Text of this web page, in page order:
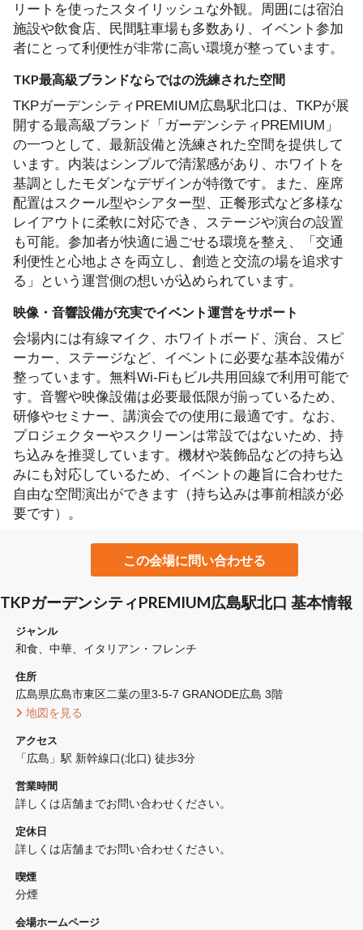
リートを使ったスタイリッシュな外観。周囲には宿泊
施設や飲食店、民間駐車場も多数あり、イベント参加
者にとって利便性が非常に高い環境が整っています。
TKP最高級ブランドならではの洗練された空間
TKPガーデンシティPREMIUM広島駅北口は、TKPが展
開する最高級ブランド「ガーデンシティPREMIUM」
の一つとして、最新設備と洗練された空間を提供して
います。内装はシンプルで清潔感があり、ホワイトを
基調としたモダンなデザインが特徴です。また、座席
配置はスクール型やシアター型、正餐形式など多様な
レイアウトに柔軟に対応でき、ステージや演台の設置
も可能。参加者が快適に過ごせる環境を整え、「交通
利便性と心地よさを両立し、創造と交流の場を追求す
る」という運営側の想いが込められています。
映像・音響設備が充実でイベント運営をサポート
会場内には有線マイク、ホワイトボード、演台、スピ
ーカー、ステージなど、イベントに必要な基本設備が
整っています。無料Wi‑Fiもビル共用回線で利用可能で
す。音響や映像設備は必要最低限が揃っているため、
研修やセミナー、講演会での使用に最適です。なお、
プロジェクターやスクリーンは常設ではないため、持
ち込みを推奨しています。機材や装飾品などの持ち込
みにも対応しているため、イベントの趣旨に合わせた
自由な空間演出ができます（持ち込みは事前相談が必
要です）。
この会場に問い合わせる
TKPガーデンシティPREMIUM広島駅北口 基本情報
ジャンル
和食 中華 イタリアン・フレンチ
住所
広島県広島市東区二葉の里3-5-7 GRANODE広島 3階
地図を見る
アクセス
「広島」駅 新幹線口(北口) 徒歩3分
営業時間
詳しくは店舗までお問い合わせください。
定休日
詳しくは店舗までお問い合わせください。
喫煙
分煙
会場ホームページ